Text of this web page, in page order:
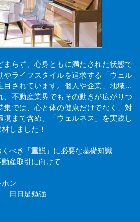
まらず、心身ともに満たされた状態で
やライフスタイルを追求する「ウェル
目されています。個人や企業、地域…
、不動産業界でもその動きが広がりつ
集では、心と体の健康だけでなく、対
境まで含め、「ウェルネス」を実践し
しました！
くべき「重説」に必要な基礎知識
動産取引に向けて
ホン
日日是勉強